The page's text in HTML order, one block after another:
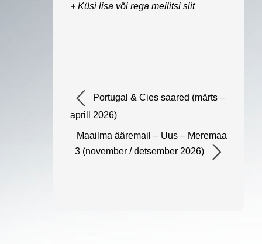
+ Küsi lisa või rega meilitsi siit
Portugal & Cies saared (märts –
aprill 2026)
Maailma ääremail – Uus – Meremaa
3 (november / detsember 2026)